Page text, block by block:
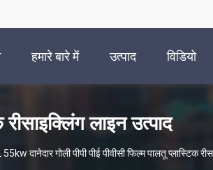
हमारे बारे में उत्पाद विडियो
रीसाइक्लिंग लाइन उत्पाद
दानेदार गोली पीपी पीई पीवीसी फिल्म पालतू प्लास्टिक